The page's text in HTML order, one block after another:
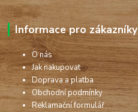
Informace pro zákazníky
O nás
Jak nakupovat
Doprava a platba
Obchodní podmínky
Reklamační formulář